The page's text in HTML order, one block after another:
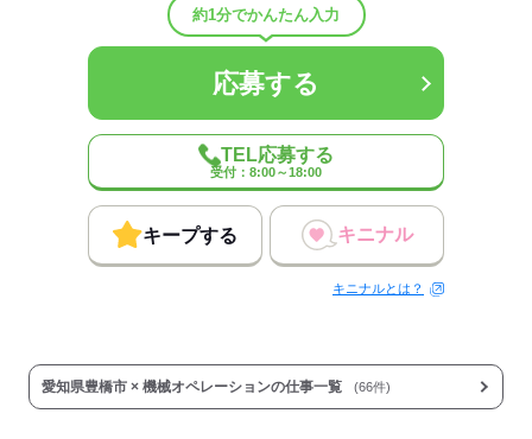
メーカー関連
応募する
約1分でかんたん入力
応募する
TEL応募する
受付：8:00～18:00
キープする キニナル
キニナルとは？
愛知県豊橋市 × 機械オペレーションの仕事一覧 (66件)